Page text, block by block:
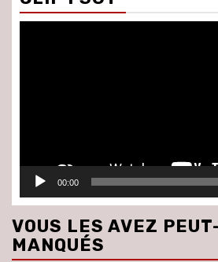
00:00
VOUS LES AVEZ
MANQUÉS